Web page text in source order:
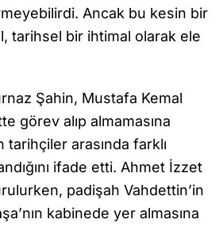
Ancak bu kesin bir
tarihsel bir ihtimal olarak ele
Şahin, Mustafa Kemal
görev alıp almamasına
tarihçiler arasında farklı
ifade etti. Ahmet İzzet
padişah Vahdettin’in
kabinede yer almasına